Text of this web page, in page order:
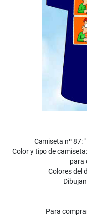
Camiseta nº 87:
Color y tipo de
para
Colores del
Para